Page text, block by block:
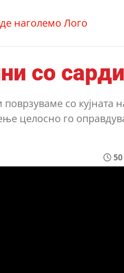
со
со кујната
целосно го